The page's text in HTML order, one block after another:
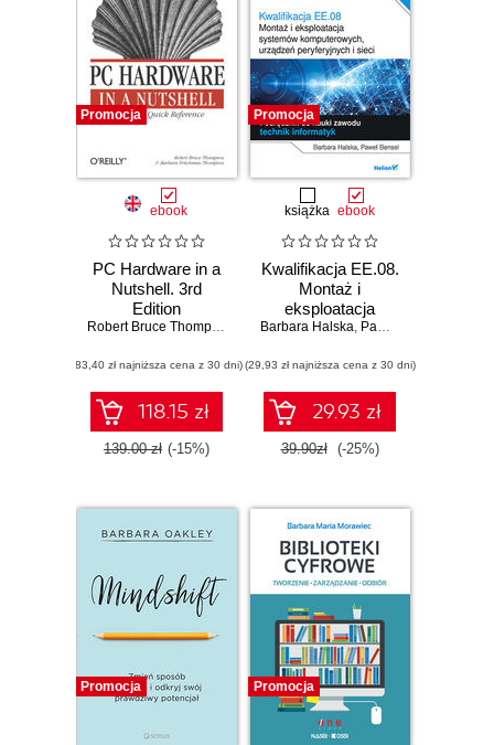
Promocja
ebook
PC Hardware in a
Nutshell. 3rd
Edition
Robert Bruce Thompson Barbara Fritchman Thompson
(83,40 zł najniższa cena z 30 dni)
118.15 zł
139.00 zł (-15%)
Promocja
książka ebook
Kwalifikacja EE.08.
Montaż i
eksploatacja
systemów
urządzeń
peryferyjnych i
sieci. Część 3.
Projektowanie i
wykonywanie
Podręcznik do
nauki zawodu
technik informatyk
Barbara Halska, Paweł Bensel
(29,93 zł najniższa cena z 30 dni)
29.93 zł
39.90zł (-25%)
Promocja Promocja